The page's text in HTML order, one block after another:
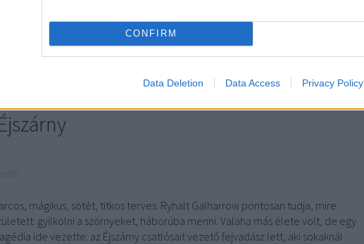
CONFIRM
Data Deletion Data Access Privacy Policy
McDonald Goo Cowell Esposito Így neveld a sárkányodat
mágikus, sötét, titkos terves. Ryhalt Galharrow pontosan tudja, mire
gyilkolni a szörnyeket, háborúba menni. Valaha más élete volt, de egy
ide vezette: az Éjszárny csatlósait vezető fejvadász lett, aki sokaknál